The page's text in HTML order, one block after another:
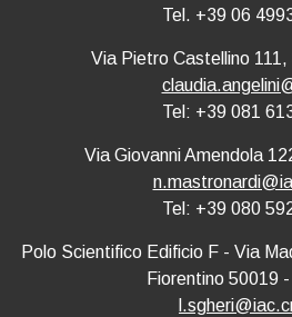
Tel. +39 06
Via Pietro Castellino
Tel: +39 081
Via Giovanni Amendola
Tel: +39 080
Polo Scientifico Edificio F - Via
Fiorentino 50019